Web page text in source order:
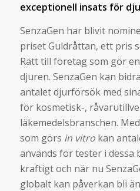
exceptionell insats för
SenzaGen har blivit
priset Guldråttan, ett pris
Rätt till företag som gör
djuren. SenzaGen kan
antalet djurförsök med
för kosmetisk-,
läkemedelsbranschen.
som görs in vitrokan
används för tester i dessa
kraftigt och när nu
globalt kan påverkan bli